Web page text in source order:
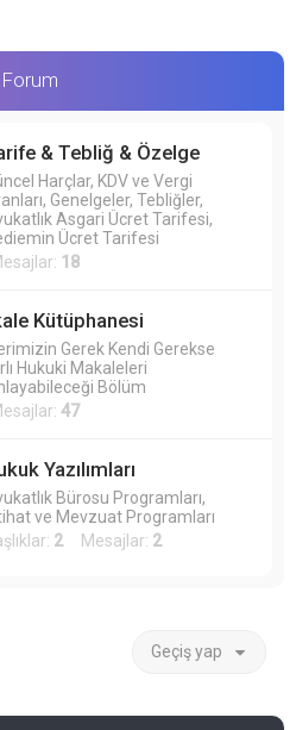
Forum
& Tebliğ & Özelge
Harçlar, KDV ve Vergi
Genelgeler, Tebliğler,
Asgari Ücret Tarifesi,
Ücret Tarifesi
18
Kütüphanesi
Gerek Kendi Gerekse
Hukuki Makaleleri
Bölüm
47
Yazılımları
Bürosu Programları,
ve Mevzuat Programları
2Mesajlar: 2
Geçiş yap